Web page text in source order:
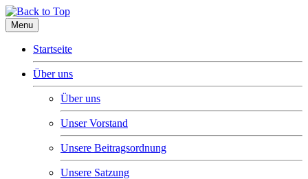
Menu
Startseite
Über uns
Über uns
Unser Vorstand
Unsere Beitragsordnung
Unsere Satzung